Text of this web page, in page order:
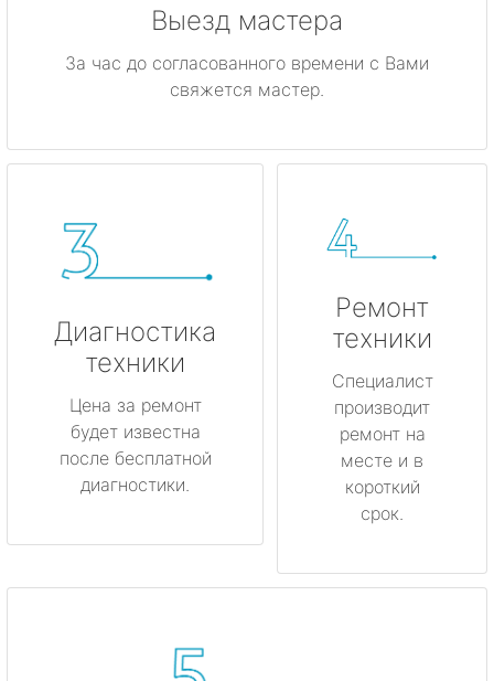
Выезд мастера
За час до согласованного времени с Вами
свяжется мастер.
Диагностика
техники
Цена за ремонт
будет известна
после бесплатной
диагностики.
Ремонт
техники
Специалист
производит
ремонт на
месте и в
короткий
срок.